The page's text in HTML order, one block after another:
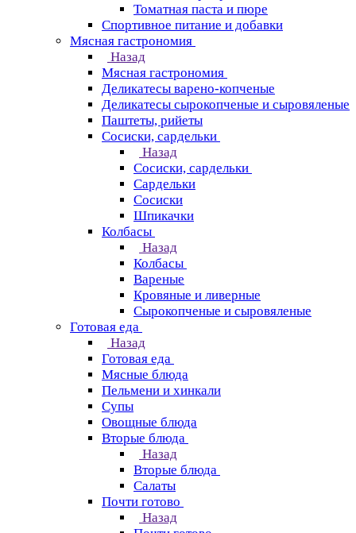
Томатная паста и пюре
Спортивное питание и добавки
Мясная гастрономия
Назад
Мясная гастрономия
Деликатесы варено-копченые
Деликатесы сырокопченые и сыровяленые
Паштеты, рийеты
Сосиски, сардельки
Назад
Сосиски, сардельки
Сардельки
Сосиски
Шпикачки
Колбасы
Назад
Колбасы
Вареные
Кровяные и ливерные
Сырокопченые и сыровяленые
Готовая еда
Назад
Готовая еда
Мясные блюда
Пельмени и хинкали
Супы
Овощные блюда
Вторые блюда
Назад
Вторые блюда
Салаты
Почти готово
Назад